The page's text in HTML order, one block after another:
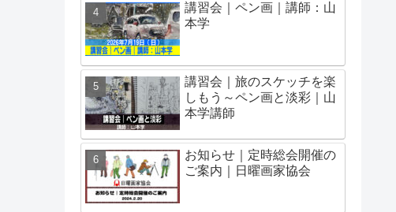
講習会｜ペン画｜講師：山
本学
講習会｜旅のスケッチを楽
しもう～ペン画と淡彩｜山
本学講師
お知らせ｜定時総会開催の
ご案内｜日曜画家協会